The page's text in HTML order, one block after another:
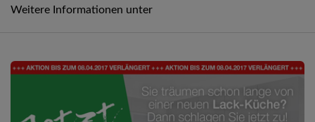
Weitere Informationen unter